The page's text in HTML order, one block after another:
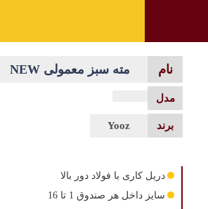
مته سبز معمولی NEW
Yooz
دریل کاری با فولاد دور بالا
سایز داخل هر صندوق 1 تا 16